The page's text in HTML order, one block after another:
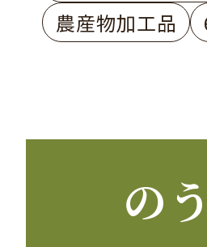
農産物加工品
の